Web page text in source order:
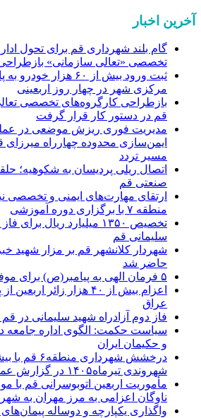
آخرین اخبار
گام بلند شهرداری قم برای تحول
تخصصی «تعالی سازمانی»
ثبت ورود بیش از ۶۰
مرکزی شهر در چهار روز اربعینی
بازطراحی کارگروه‌های تخصصی
قم در دستور کار قرار گرفت
مدیریت فوری ریزش موضعی در
ایمن‌سازی محدوده چهارراه
مسیر تردد
اتصال ریلی پردیسان به شکوهیه؛
صنعتی قم
ارتقای مهارت‌های ایمنی و تخصصی
منطقه ۷ با برگزاری دوره آموزشی
تخصیص ۱۳۵۰ میلیارد ریال
سلیمانی قم
شهردار کلانشهر قم بر مزار شهید
حاضر شد
۵ فرمان الهی به پیامبر(ص) برای موفقیت و تعالی جامعه
اعزام بیش از ۴۰ هزار زائر
عراق
فاز دوم آزادراه شهید سلیمانی در
سیاست حکمت: الگوی اداره جامعه
و حکیمان ایران
درخشش
شهروندی تیرماه۱۴۰۵ در گزارش عملکرد۱۳۷
مأموریت اربعین اتوبوسرانی قم با
ناوگان اعزامی به مرز مهران به
واگذاری یکپارچه و دوساله